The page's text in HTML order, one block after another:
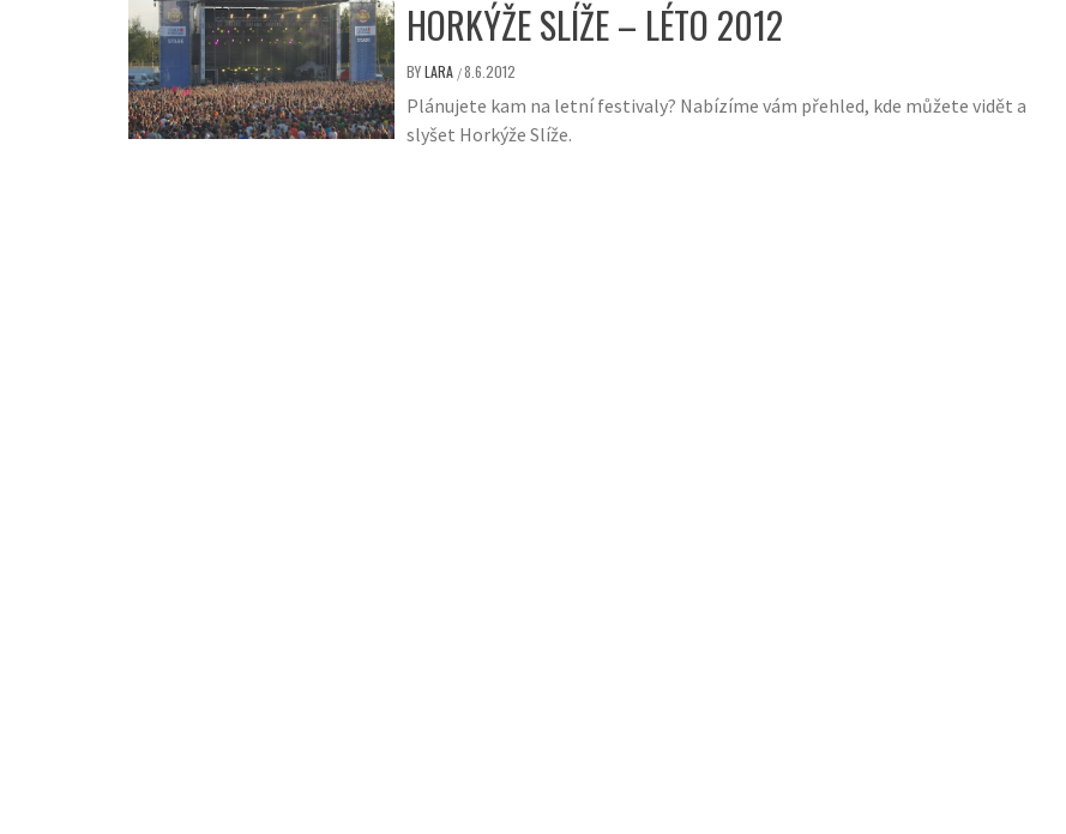
HORKÝŽE SLÍŽE – LÉTO 2012
BYLARA /8.6.2012
Plánujete kam na letní festivaly? Nabízíme vám přehled, kde můžete vidět a
slyšet Horkýže Slíže.